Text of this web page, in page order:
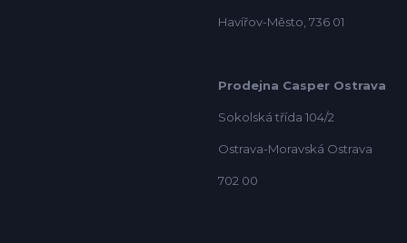
Havířov-Město, 736 01
Prodejna Casper Ostrava
Sokolská třída 104/2
Ostrava-Moravská Ostrava
702 00